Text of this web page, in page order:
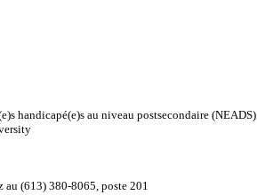
handicapé(e)s au niveau postsecondaire (NEADS)
au (613) 380-8065, poste 201